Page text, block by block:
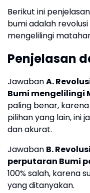
Berikut ini
bumi adalah
mengelilingi
Penjelasan
JawabanA.
Bumi mengelilingi
paling benar,
pilihan yang lain, ini
dan akurat.
Jawaban B.
perputaran Bumi
100% salah, karena
yang ditanyakan.